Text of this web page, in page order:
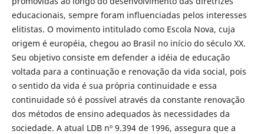
educacionais, sempre foram influenciadas pelos interesses
elitistas. O movimento intitulado como Escola Nova, cuja
origem é européia, chegou ao Brasil no início do século XX.
Seu objetivo consiste em defender a idéia de educação
voltada para a continuação e renovação da vida social, pois
o sentido da vida é sua própria continuidade e essa
continuidade só é possível através da constante renovação
dos métodos de ensino adequados às necessidades da
sociedade. A atual LDB nº 9.394 de 1996, assegura que a